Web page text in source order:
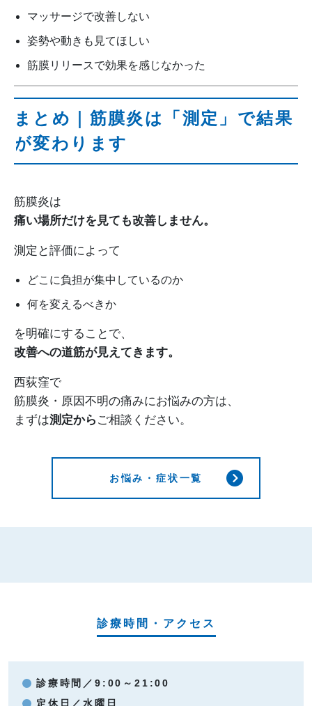
マッサージで改善しない
姿勢や動きも見てほしい
筋膜リリースで効果を感じなかった
まとめ｜筋膜炎は「測定」で結果
が変わります
筋膜炎は
痛い場所だけを見ても改善しません。
測定と評価によって
どこに負担が集中しているのか
何を変えるべきか
を明確にすることで、
改善への道筋が見えてきます。
西荻窪で
筋膜炎・原因不明の痛みにお悩みの方は、
まずは測定から ご相談ください。
お悩み・症状一覧
診療時間・アクセス
診療時間／9:00～21:00
定休日／水曜日